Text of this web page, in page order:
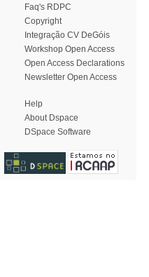
Faq's RDPC
Copyright
Integração CV DeGóis
Workshop Open Access
Open Access Declarations
Newsletter Open Access
Help
About Dspace
DSpace Software